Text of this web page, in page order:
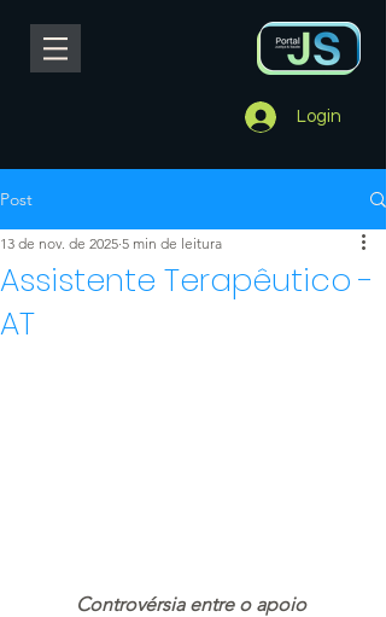
Login
Post
Assistente Terapêutico -
AT
13 de nov. de 2025 5 min de leitura
Controvérsia entre o apoio